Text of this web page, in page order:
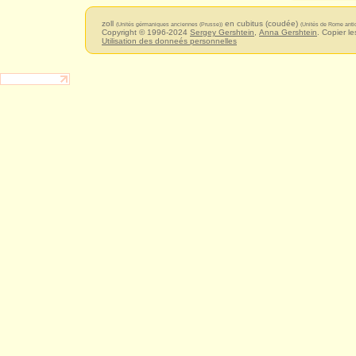
zoll (Unités gérmaniques anciennes (Prusse)) en cubitus (coudée) (Unités de Rome
Copyright © 1996-2024 Sergey Gershtein Anna Gershtein . Copier
Utilisation des donneés personnelles